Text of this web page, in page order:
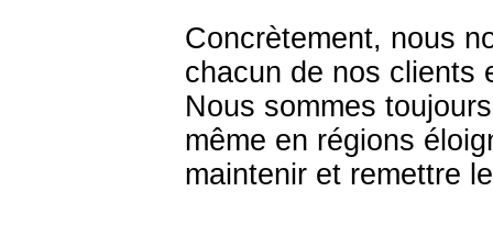
Concrètement, nous
chacun de nos clients
Nous sommes
même en régions
maintenir et remettre